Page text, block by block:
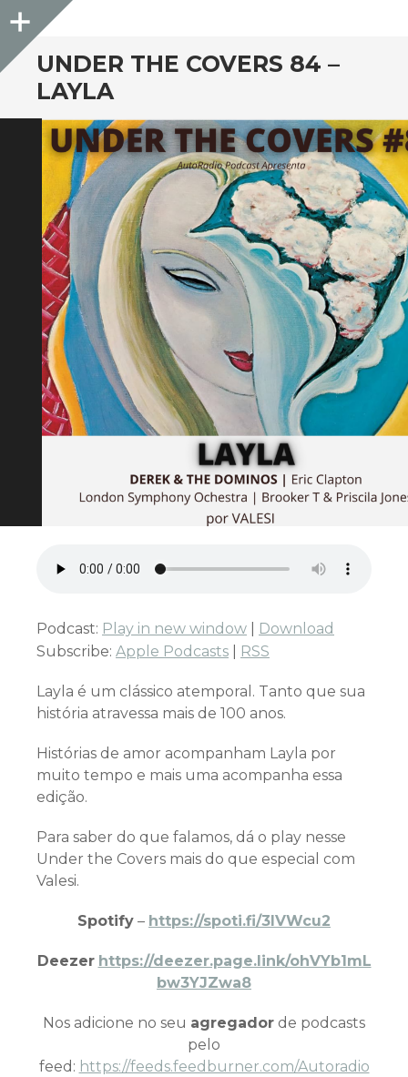
Sidebar
UNDER THE COVERS 84 –
LAYLA
Podcast: Play in new window
Download
Subscribe: Apple Podcasts RSS
Layla é um clássico atemporal. Tanto que sua
história atravessa mais de 100 anos.
Histórias de amor acompanham Layla por
muito tempo e mais uma acompanha essa
edição.
Para saber do que falamos, dá o play nesse
Under the Covers mais do que especial com
Valesi.
Spotify – https://spoti.fi/3IVWcu2
Deezer https://deezer.page.link/ohVYb1mL
bw3YJZwa8
Nos adicione no seu agregador de podcasts
pelo
feed: https://feeds.feedburner.com/Autoradio